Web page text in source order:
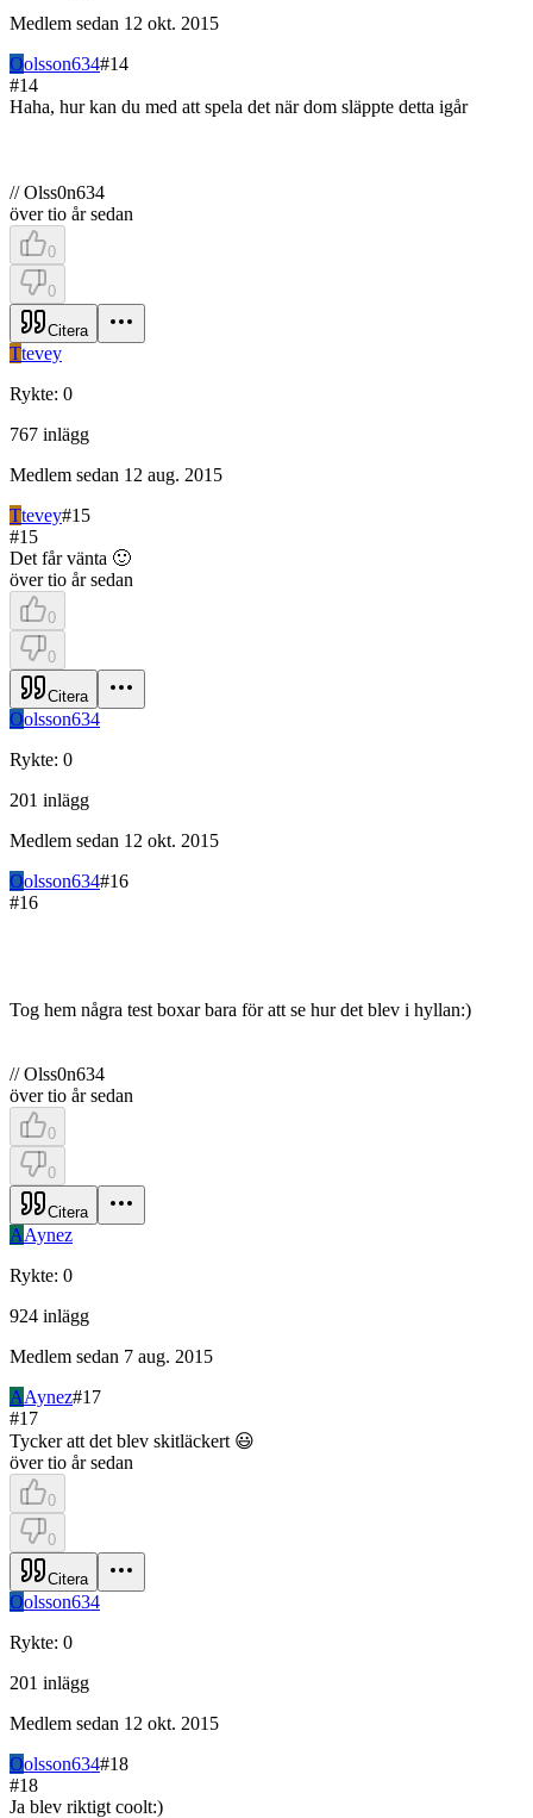
Medlem sedan 12 okt. 2015
Oolsson634#14
#14
Haha, hur kan du med att spela det när dom släppte detta igår
// Olss0n634
över tio år sedan
0
0
Citera
Ttevey
Rykte: 0
767 inlägg
Medlem sedan 12 aug. 2015
Ttevey#15
#15
Det får vänta 🙂
över tio år sedan
0
0
Citera
Oolsson634
Rykte: 0
201 inlägg
Medlem sedan 12 okt. 2015
Oolsson634#16
#16
Tog hem några test boxar bara för att se hur det blev i hyllan:)
// Olss0n634
över tio år sedan
0
0
Citera
AAynez
Rykte: 0
924 inlägg
Medlem sedan 7 aug. 2015
AAynez#17
#17
Tycker att det blev skitläckert 😃
över tio år sedan
0
0
Citera
Oolsson634
Rykte: 0
201 inlägg
Medlem sedan 12 okt. 2015
Oolsson634#18
#18
Ja blev riktigt coolt:)